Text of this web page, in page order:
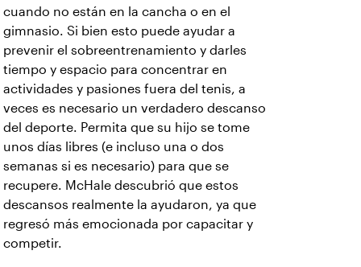
cuando no están en la cancha o en el
gimnasio. Si bien esto puede ayudar a
prevenir el sobreentrenamiento y darles
tiempo y espacio para concentrar en
actividades y pasiones fuera del tenis, a
veces es necesario un verdadero descanso
del deporte. Permita que su hijo se tome
unos días libres (e incluso una o dos
semanas si es necesario) para que se
recupere. McHale descubrió que estos
descansos realmente la ayudaron, ya que
regresó más emocionada por capacitar y
competir.